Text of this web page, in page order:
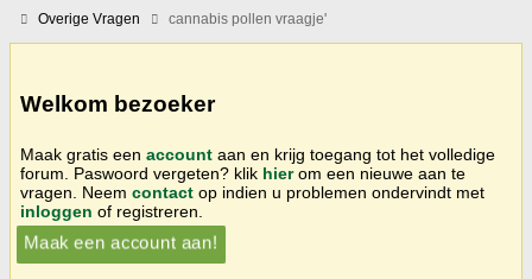
Overige Vragen
cannabis pollen vraagje'
Welkom bezoeker
Maak gratis een account aan en krijg toegang tot het volledige
forum. Paswoord vergeten? klik hierom een nieuwe aan te
vragen. Neem contact op indien u problemen ondervindt met
inloggen of registreren.
Maak een account aan!